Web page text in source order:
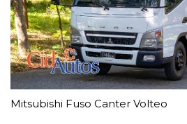
Mitsubishi Fuso Canter Volteo